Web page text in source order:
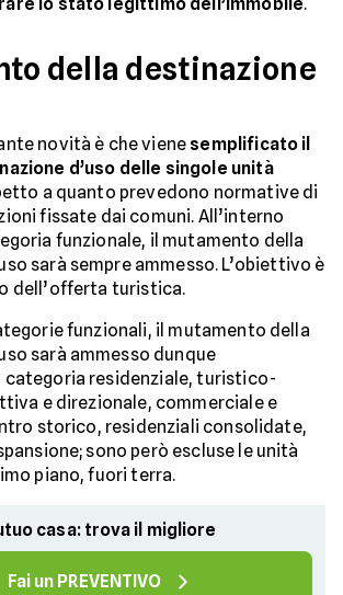
della destinazione
novità è che viene semplificato il
d’uso delle singole unità
a quanto prevedono normative di
fissate dai comuni. All’interno
funzionale, il mutamento della
sarà sempre ammesso. L’obiettivo è
dell’offerta turistica.
funzionali, il mutamento della
sarà ammesso dunque
categoria residenziale, turistico-
e direzionale, commerciale e
storico, residenziali consolidate,
sono però escluse le unità
piano, fuori terra.
casa: trova il migliore
Fai un PREVENTIVO